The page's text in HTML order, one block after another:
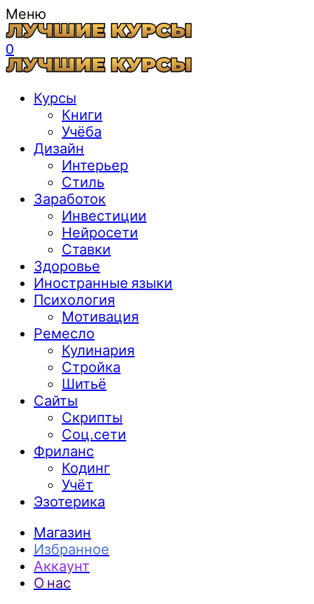
Меню
0
Курсы
Книги
Учёба
Дизайн
Интерьер
Стиль
Заработок
Инвестиции
Нейросети
Ставки
Здоровье
Иностранные языки
Психология
Мотивация
Ремесло
Кулинария
Стройка
Шитьё
Сайты
Скрипты
Соц.сети
Фриланс
Кодинг
Учёт
Эзотерика
Магазин
Избранное
Аккаунт
О нас